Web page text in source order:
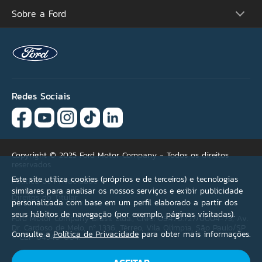
Este site utiliza cookies (próprios e de terceiros) e tecnologias
similares para analisar os nossos serviços e exibir publicidade
personalizada com base em um perfil elaborado a partir dos
seus hábitos de navegação (por exemplo, páginas visitadas).
Consulte a Política de Privacidade para obter mais informações.
Ofertas
Concessionárias
Acessórios Ford
Serviços Financeiros
Simule seu Financiamento
Plano Ford Sempre
Atualização Sync
Proprietários
Recall
Ford Protect
Revisão Preço Fixo Ford
Agende seu Serviço
Garantia
Quick Lane®
Sobre a Ford
Carreiras
Programa de Estágio
Ford Global
Notícias
Fale Conosco
Redes Sociais
Copyright © 2025 Ford Motor Company - Todos os direitos
Política de Privacidade
Direitos do Titular
Ford Motor Company Brasil Ltda.; CNPJ: 03.470.727/0004-73; Av.
– CEP 04548-004.